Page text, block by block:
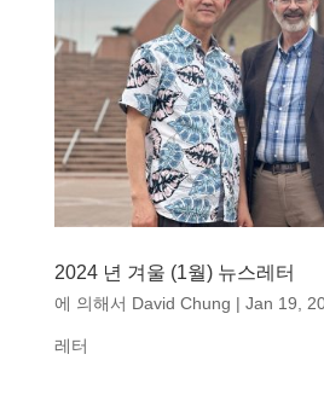
2024 년 겨울 (1월) 뉴스레터
에 의해서 David Chung | Jan 19,
레터